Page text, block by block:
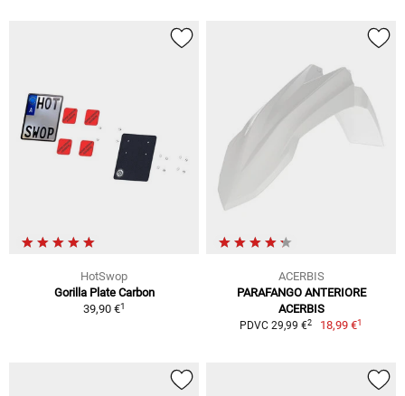
HotSwop
Gorilla Plate Carbon
39,90 €1
ACERBIS
PARAFANGO ANTERIORE
ACERBIS
PDVC 29,99 €2 18,99 €1